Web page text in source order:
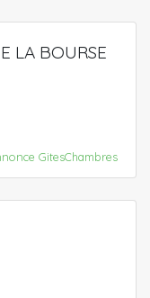
LA BOURSE
GitesChambres